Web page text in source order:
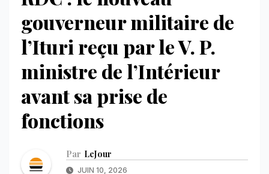
gouverneur militaire de
l’Ituri reçu par le V. P.
ministre de l’Intérieur
avant sa prise de
fonctions
Par LeJour
JUIN 10, 2026